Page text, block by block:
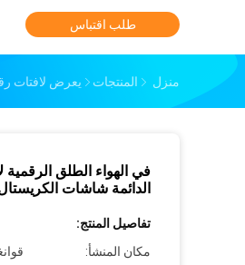
طلب اقتباس
منزل المنتجات يعرض لافتات
في الهواء الطلق
الدائمة شاشات
تفاصيل المنتج:
مكان المنشأ: